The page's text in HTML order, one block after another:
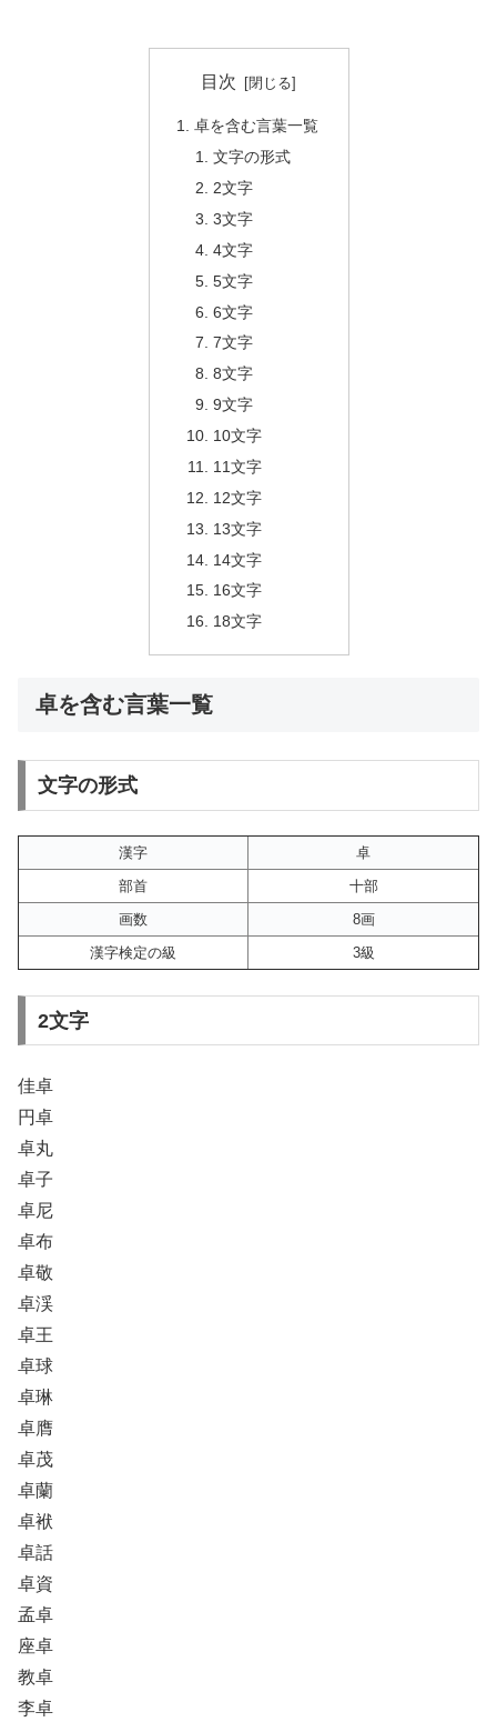
目次
卓を含む言葉一覧
文字の形式
2文字
3文字
4文字
5文字
6文字
7文字
8文字
9文字
10文字
11文字
12文字
13文字
14文字
16文字
18文字
卓を含む言葉一覧
文字の形式
漢字
卓
部首
十部
画数
8画
漢字検定の級
3級
2文字
佳卓
円卓
卓丸
卓子
卓尼
卓布
卓敬
卓渓
卓王
卓球
卓琳
卓膺
卓茂
卓蘭
卓袱
卓話
卓資
孟卓
座卓
教卓
李卓